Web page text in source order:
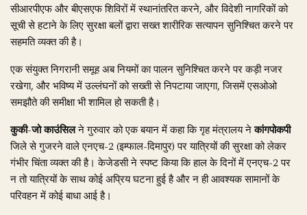
सीआरपीएफ और बीएसएफ शिविरों में स्थानांतरित करने, और विदेशी नागरिकों को
सूची से हटाने के लिए सुरक्षा बलों द्वारा सख्त शारीरिक सत्यापन सुनिश्चित करने पर
सहमति व्यक्त की है।
एक संयुक्त निगरानी समूह अब नियमों का पालन सुनिश्चित करने पर कड़ी नजर
रखेगा, और भविष्य में उल्लंघनों को सख्ती से निपटाया जाएगा, जिसमें एसओओ
समझौते की समीक्षा भी शामिल हो सकती है।
कुकी-जो काउंसिलने गुरुवार को एक बयान में कहा कि गृह मंत्रालय नेकांगपोकपी
जिले से गुजरने वाले एनएच-2 (इम्फाल-दिमापुर) पर यात्रियों की सुरक्षा को लेकर
गंभीर चिंता व्यक्त की है। केजेडसी ने स्पष्ट किया कि हाल के दिनों में एनएच-2 पर
न तो यात्रियों के साथ कोई अप्रिय घटना हुई है और न ही आवश्यक सामानों के
परिवहन में कोई बाधा आई है।